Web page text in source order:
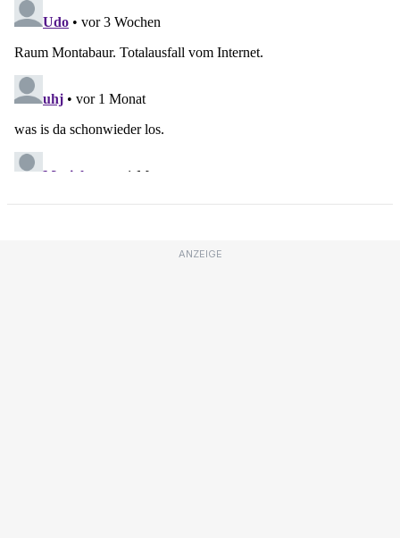
ANZEIGE